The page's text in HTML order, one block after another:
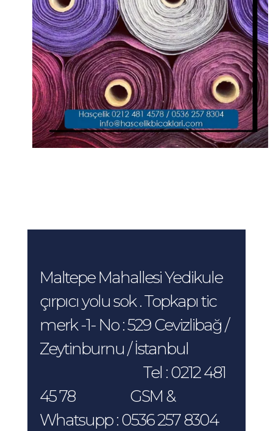
Maltepe Mahallesi Yedikule
çırpıcı yolu sok . Topkapı tic
merk -1- No : 529 Cevizlibağ /
Zeytinburnu / İstanbul
Tel : 0212 481
45 78 GSM &
Whatsupp : 0536 257 8304